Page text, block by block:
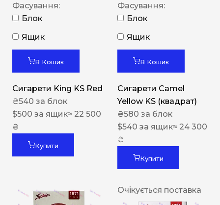
Фасування:
Блок
Ящик
В Кошик
Сигарети King KS Red
₴540 за блок
$500 за ящик≈ 22 500
₴
Купити
Фасування:
Блок
Ящик
В Кошик
Сигарети Camel
Yellow KS (квадрат)
₴580 за блок
$540 за ящик≈ 24 300
₴
Купити
Очікується поставка